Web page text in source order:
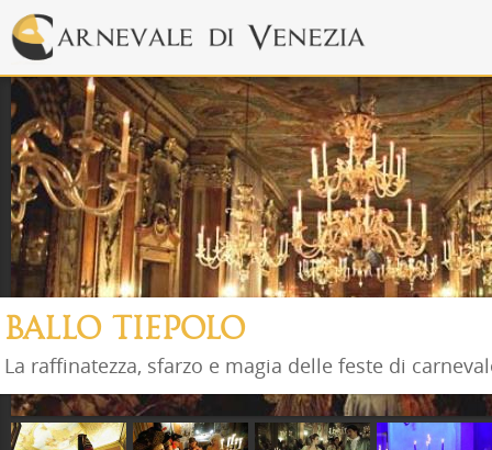
BALLO TIEPOLO
La raffinatezza, sfarzo e magia delle feste di